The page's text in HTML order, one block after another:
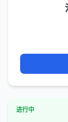
进行中